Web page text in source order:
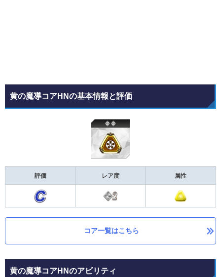
黄の魔導コアHNの基本情報と評価
評価 レア度 属性
コア一覧はこちら
黄の魔導コアHNのアビリティ